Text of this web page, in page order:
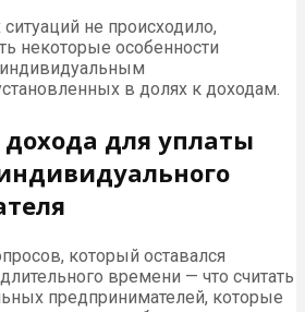
не происходило,
некоторые особенности
в долях к доходам.
для уплаты
который оставался
времени — что считать
предпринимателей, которые